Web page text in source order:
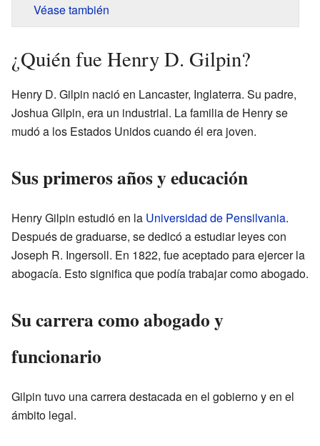
Véase también
¿Quién fue Henry D. Gilpin?
Henry D. Gilpin nació en Lancaster, Inglaterra. Su padre,
Joshua Gilpin, era un industrial. La familia de Henry se
mudó a los Estados Unidos cuando él era joven.
Sus primeros años y educación
Henry Gilpin estudió en la Universidad de Pensilvania.
Después de graduarse, se dedicó a estudiar leyes con
Joseph R. Ingersoll. En 1822, fue aceptado para ejercer la
abogacía. Esto significa que podía trabajar como abogado.
Su carrera como abogado y
funcionario
Gilpin tuvo una carrera destacada en el gobierno y en el
ámbito legal.